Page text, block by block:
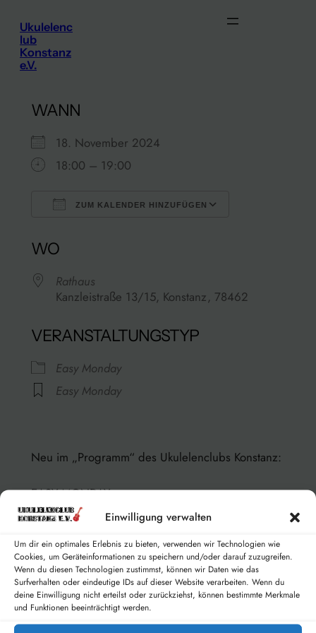
Einwilligung verwalten
Um dir ein optimales Erlebnis zu bieten, verwenden wir Technologien wie
Cookies, um Geräteinformationen zu speichern und/oder darauf zuzugreifen.
Wenn du diesen Technologien zustimmst, können wir Daten wie das
Surfverhalten oder eindeutige IDs auf dieser Website verarbeiten. Wenn du
deine Einwilligung nicht erteilst oder zurückziehst, können bestimmte Merkmale
und Funktionen beeinträchtigt werden.
Inhalt
springen
Ukulelenc
lub
Konstanz
e.V.
WANN
18. November 2024
18:00 – 19:00
ZUM KALENDER HINZUFÜGEN
WO
Rathaus
Kanzleistraße 13/15, Konstanz, 78462
VERANSTALTUNGSTYP
Easy Monday
Easy Monday
Veranstaltungen anzeigen
Neu im „Programm“ des Ukulelenclubs Konstanz:
EASY MONDAY
Am 04.11.2024 starten wir mit den gemeinsamen
Übestunden „Easy Monday“ – speziell für
erwachsene Anfänger auf der Ukulele.
Das ist kein Unterricht, sondern ein begleitetes
Üben.
Gemeinsam mit Freude einfache Stücke lernen,